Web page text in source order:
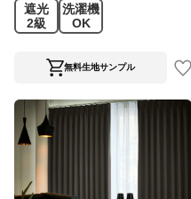
遮光
2級
洗濯機
OK
無料生地サンプル